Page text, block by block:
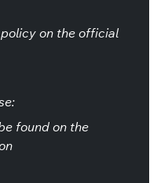
on the official
found on the